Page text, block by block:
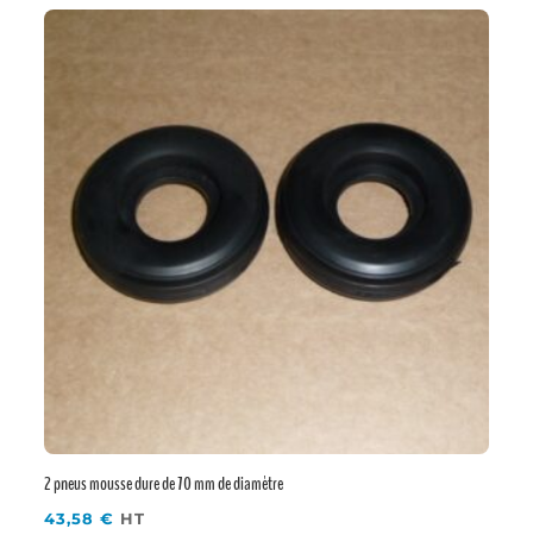
2 pneus mousse dure de 70 mm de diamètre
43,58€ HT